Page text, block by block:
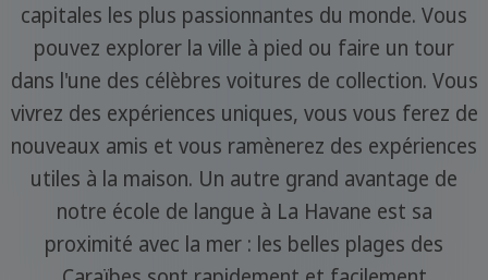
capitales les plus passionnantes du monde. Vous
pouvez explorer la ville à pied ou faire un tour
dans l'une des célèbres voitures de collection. Vous
vivrez des expériences uniques, vous vous ferez de
nouveaux amis et vous ramènerez des expériences
utiles à la maison. Un autre grand avantage de
notre école de langue à La Havane est sa
proximité avec la mer : les belles plages des